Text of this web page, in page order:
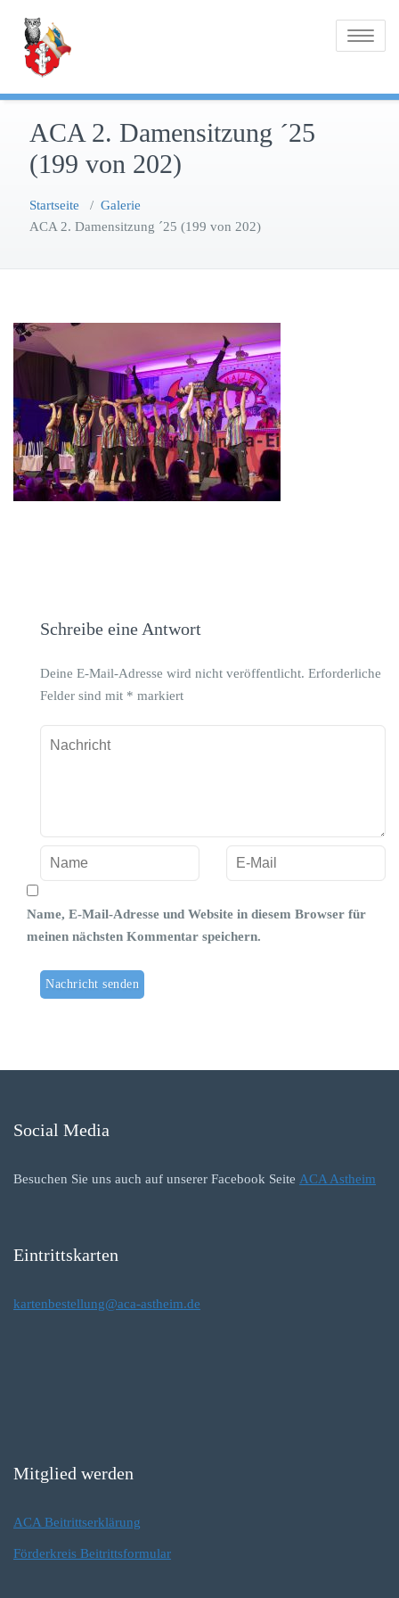
springen
Toggle
ACA 2. Damensitzung ´25
(199 von 202)
Startseite / Galerie
ACA 2. Damensitzung ´25 (199 von 202)
Schreibe eine Antwort
Deine E-Mail-Adresse wird nicht veröffentlicht. Erforderliche
Felder sind mit * markiert
Name, E-Mail-Adresse und Website in diesem Browser für
meinen nächsten Kommentar speichern.
Social Media
Besuchen Sie uns auch auf unserer Facebook Seite ACA Astheim
Eintrittskarten
kartenbestellung@aca-astheim.de
Mitglied werden
ACA Beitrittserklärung
Förderkreis Beitrittsformular